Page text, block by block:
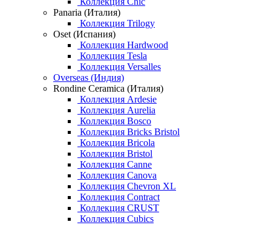
Panaria (Италия)
Коллекция Trilogy
Oset (Испания)
Коллекция Hardwood
Коллекция Tesla
Коллекция Versalles
Overseas (Индия)
Rondine Ceramica (Италия)
Коллекция Ardesie
Коллекция Aurelia
Коллекция Bosco
Коллекция Bricks Bristol
Коллекция Bricola
Коллекция Bristol
Коллекция Canne
Коллекция Canova
Коллекция Chevron XL
Коллекция Contract
Коллекция CRUST
Коллекция Cubics